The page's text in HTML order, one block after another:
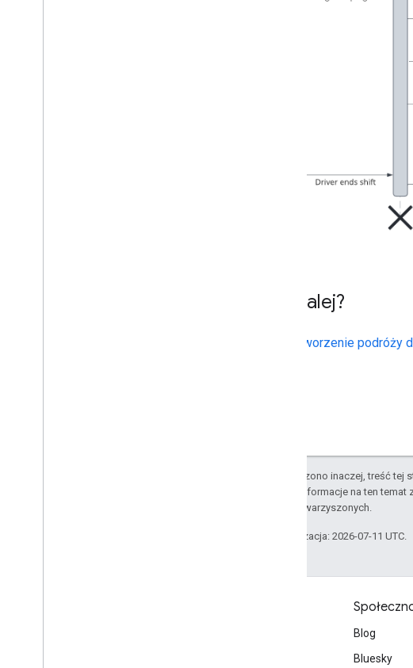
Co dalej?
Tworzenie podróży
O ile nie stwierdzono inaczej, treść tej
Szczegółowe informacje na ten temat
podmiotów stowarzyszonych.
Ostatnia aktualizacja: 2026-07-11 UTC.
Blog
Bluesky